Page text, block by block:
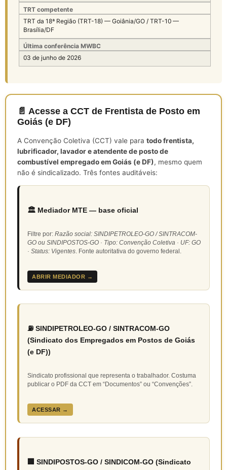
TRT competente
TRT da 18ª Região (TRT-18) — Goiânia/GO / TRT-10 —
Brasília/DF
Última conferência MWBC
03 de junho de 2026
📄 Acesse a CCT de Frentista de Posto em
Goiás (e DF)
A Convenção Coletiva (CCT) vale para todo frentista,
lubrificador, lavador e atendente de posto de
combustível empregado em Goiás (e DF), mesmo quem
não é sindicalizado. Três fontes auditáveis:
🏛️ Mediador MTE — base oficial
Filtre por: Razão social: SINDIPETROLEO-GO / SINTRACOM-
GO ou SINDIPOSTOS-GO · Tipo: Convenção Coletiva · UF: GO
· Status: Vigentes. Fonte autoritativa do governo federal.
ABRIR MEDIADOR →
⛽ SINDIPETROLEO-GO / SINTRACOM-GO
(Sindicato dos Empregados em Postos de Goiás
(e DF))
Sindicato profissional que representa o trabalhador. Costuma
publicar o PDF da CCT em “Documentos” ou “Convenções”.
ACESSAR →
🏢 SINDIPOSTOS-GO / SINDICOM-GO (Sindicato